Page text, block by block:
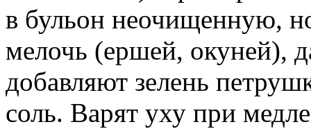
в бульон неочищенную,
мелочь (ершей, окуней),
добавляют зелень
соль. Варят уху при